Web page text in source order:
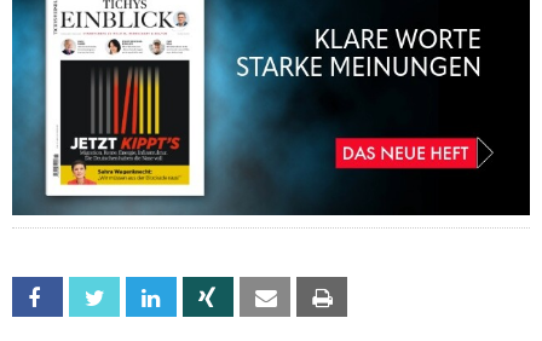
Facebook Twitter Linkedin Xing Email